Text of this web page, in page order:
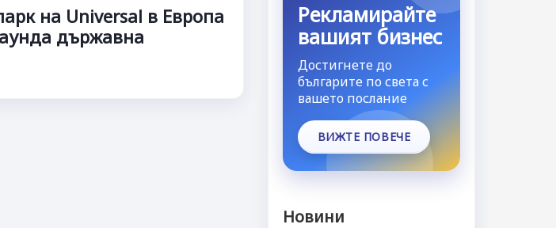
на Universal в Европа
държавна
Рекламирайте
вашият бизнес
Достигнете до
българите по света с
вашето послание
ВИЖТЕ ПОВЕЧЕ
Новини